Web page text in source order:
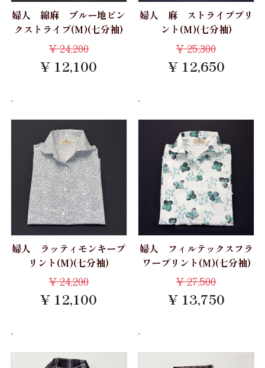
Stormtex
FILTEX
LEGGIUNO
Brembana
MONTI
ALUMO
TESTA
THOMAS MASON
Grandi&Rubinelli
Albini
CANCLINI
ALBIATE
Gift
お仕立券
婦人シャツ L
パジャマ 紳士 M
パジャマ 婦人 M
パジャマ 婦人 L
THOMAS MASON
Grandi&Rubinelli
ALBIATE
OLTOLINA
婦人 綿麻 ブルー地ピン
クストライプ(M)(七分袖)
¥24,200
¥ 12,100
-
婦人 麻 ストライププリ
ント(M)(七分袖)
¥25,300
¥ 12,650
-
婦人 ラッティモンキープ
リント(M)(七分袖)
¥24,200
¥ 12,100
-
婦人 フィルテックスフラ
ワープリント(M)(七分袖)
¥27,500
¥ 13,750
-